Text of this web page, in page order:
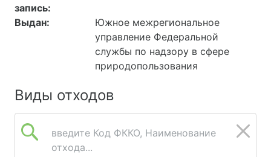
запись:
Выдан:
Южное межрегиональное
управление Федеральной
службы по надзору в сфере
природопользования
Виды отходов
введите Код ФККО, Наименование
отхода...